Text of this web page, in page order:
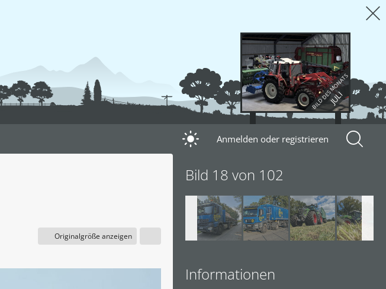
BILD DES MONATS
JULI
Anmelden oder registrieren
Originalgröße anzeigen
Bild 18 von 102
Informationen